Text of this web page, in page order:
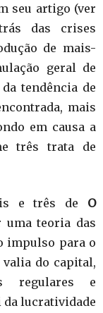
seu artigo (ver
das crises
de mais-
geral de
tendência de
mais
em causa a
três trata de
e três de O
uma teoria das
impulso para o
do capital,
regulares e
da lucratividade